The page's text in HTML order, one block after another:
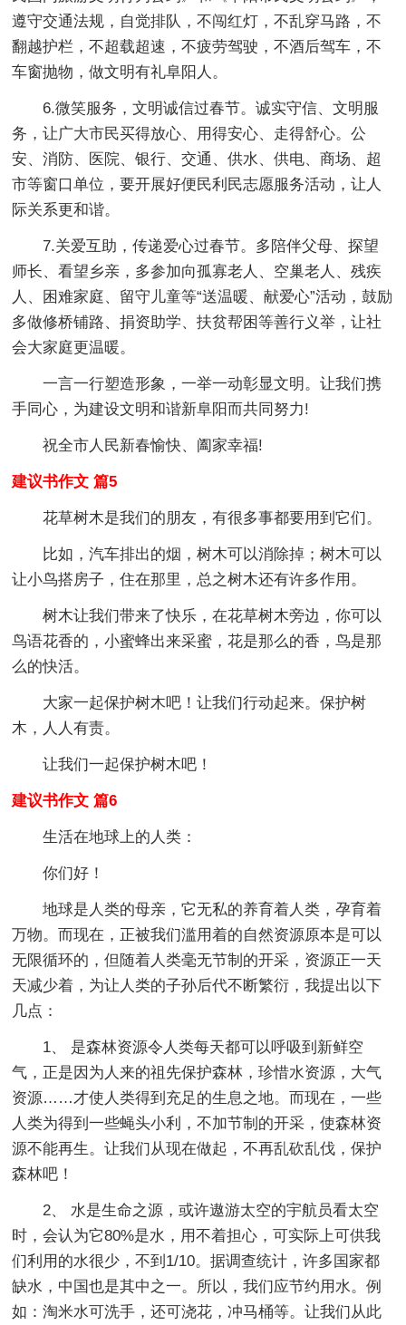
遵守交通法规，自觉排队，不闯红灯，不乱穿马路，不
翻越护栏，不超载超速，不疲劳驾驶，不酒后驾车，不
车窗抛物，做文明有礼阜阳人。
6.微笑服务，文明诚信过春节。诚实守信、文明服
务，让广大市民买得放心、用得安心、走得舒心。公
安、消防、医院、银行、交通、供水、供电、商场、超
市等窗口单位，要开展好便民利民志愿服务活动，让人
际关系更和谐。
7.关爱互助，传递爱心过春节。 多陪伴父母、探望
师长、看望乡亲，多参加向孤寡老人、空巢老人、残疾
人、困难家庭、留守儿童等“送温暖、献爱心”活动，鼓励
多做修桥铺路、捐资助学、扶贫帮困等善行义举，让社
会大家庭更温暖。
一言一行塑造形象，一举一动彰显文明。让我们携
手同心，为建设文明和谐新阜阳而共同努力!
祝全市人民新春愉快、阖家幸福!
建议书作文 篇5
花草树木是我们的朋友，有很多事都要用到它们。
比如，汽车排出的烟，树木可以消除掉；树木可以
让小鸟搭房子，住在那里，总之树木还有许多作用。
树木让我们带来了快乐，在花草树木旁边，你可以
鸟语花香的，小蜜蜂出来采蜜，花是那么的香，鸟是那
么的快活。
大家一起保护树木吧！让我们行动起来。保护树
木，人人有责。
让我们一起保护树木吧！
建议书作文 篇6
生活在地球上的人类：
你们好！
地球是人类的母亲，它无私的养育着人类，孕育着
万物。而现在，正被我们滥用着的自然资源原本是可以
无限循环的，但随着人类毫无节制的开采，资源正一天
天减少着，为让人类的子孙后代不断繁衍，我提出以下
几点：
1、 是森林资源令人类每天都可以呼吸到新鲜空
气，正是因为人来的祖先保护森林，珍惜水资源，大气
资源……才使人类得到充足的生息之地。而现在，一些
人类为得到一些蝇头小利，不加节制的开采，使森林资
源不能再生。让我们从现在做起，不再乱砍乱伐，保护
森林吧！
2、 水是生命之源，或许遨游太空的宇航员看太空
时，会认为它80%是水，用不着担心，可实际上可供我
们利用的水很少，不到1/10。据调查统计，许多国家都
缺水，中国也是其中之一。所以，我们应节约用水。例
如：淘米水可洗手，还可浇花，冲马桶等。让我们从此